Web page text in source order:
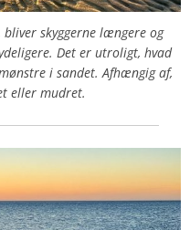
skyggerne længere og
Det er utroligt, hvad
i sandet. Afhængig af,
eller mudret.